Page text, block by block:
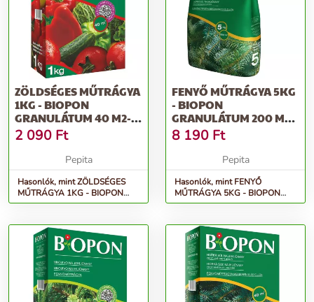
ZÖLDSÉGES MŰTRÁGYA
1KG - BIOPON
GRANULÁTUM 40 M2-
RE ELEGENDŐ TÖBB...
2 090 Ft
Pepita
Hasonlók, mint ZÖLDSÉGES
MŰTRÁGYA 1KG - BIOPON
granulátum 40 m2-re elegendő
FENYŐ MŰTRÁGYA 5KG
- BIOPON
GRANULÁTUM 200 M2-
RE ELEGENDŐ
TÖBBKOM...
8 190 Ft
Pepita
Hasonlók, mint FENYŐ
MŰTRÁGYA 5KG - BIOPON
granulátum 200 m2-re elegendő